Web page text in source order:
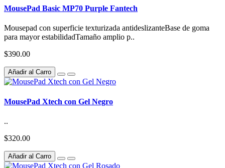
MousePad Basic MP70 Purple Fantech
Mousepad con superficie texturizada antideslizanteBase de goma
para mayor estabilidadTamaño amplio p..
$390.00
Añadir al Carro
MousePad Xtech con Gel Negro
..
$320.00
Añadir al Carro